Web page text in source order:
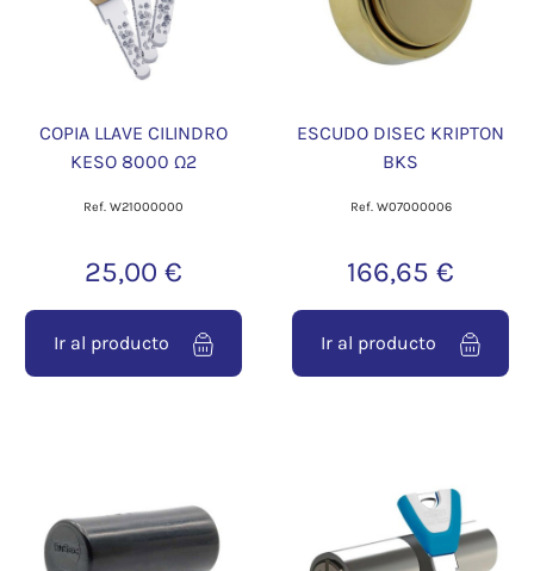
COPIA LLAVE CILINDRO
KESO 8000 Ω2
Ref. W21000000
25,00 €
Ir al producto
ESCUDO DISEC KRIPTON
BKS
Ref. W07000006
166,65 €
Ir al producto